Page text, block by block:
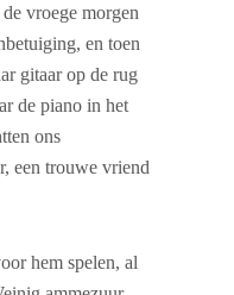
vroege morgen
en toen
gitaar op de rug
de piano in het
ons
een trouwe vriend
hem spelen, al